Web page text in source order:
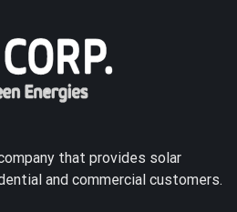
that provides solar
and commercial customers.